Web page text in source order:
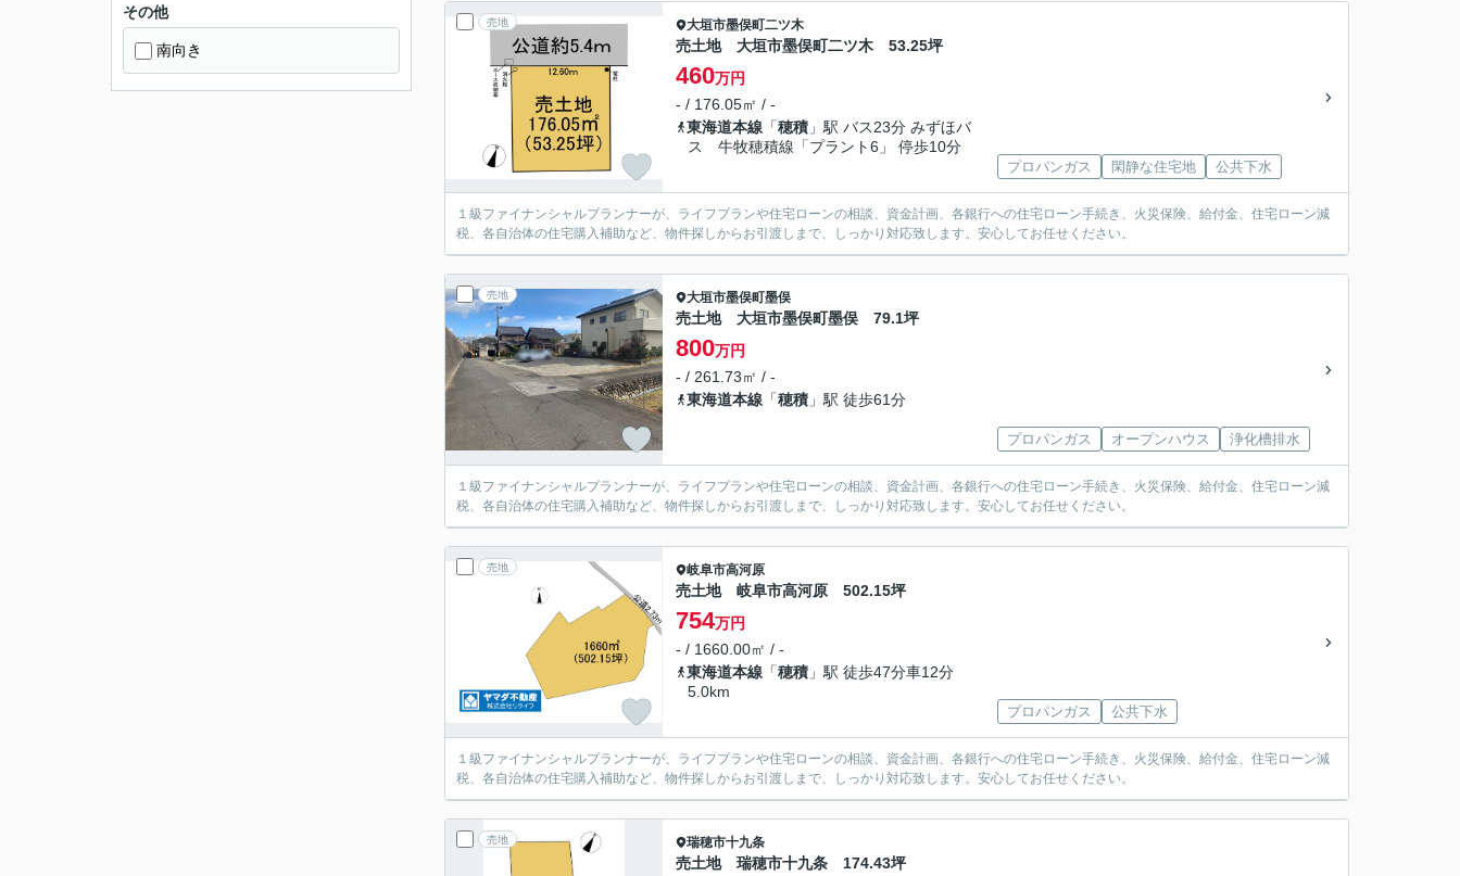
売地 大垣市墨俣町二ツ木
売土地 大垣市墨俣町二ツ木 53.25坪
460万円
- / 176.05㎡ / -
東海道本線 「穂積 」駅 バス23分 みずほバ
ス 牛牧穂積線「プラント6」 停歩10分
プロパンガス 閑静な住宅地 公共下水
１級ファイナンシャルプランナーが、ライフプランや住宅ローンの相談、資金計画、各銀行への住宅ローン手続き、火災保険、給付金、住宅ローン減
税、各自治体の住宅購入補助など、物件探しからお引渡しまで、しっかり対応致します。安心してお任せください。
売地 大垣市墨俣町墨俣
売土地 大垣市墨俣町墨俣 79.1坪
800万円
- / 261.73㎡ / -
東海道本線 「穂積 」駅 徒歩61分
プロパンガス オープンハウス 浄化槽排水
１級ファイナンシャルプランナーが、ライフプランや住宅ローンの相談、資金計画、各銀行への住宅ローン手続き、火災保険、給付金、住宅ローン減
税、各自治体の住宅購入補助など、物件探しからお引渡しまで、しっかり対応致します。安心してお任せください。
売地 岐阜市高河原
売土地 岐阜市高河原 502.15坪
754万円
- / 1660.00㎡ / -
東海道本線 「穂積 」駅 徒歩47分車12分
5.0km
プロパンガス 公共下水
１級ファイナンシャルプランナーが、ライフプランや住宅ローンの相談、資金計画、各銀行への住宅ローン手続き、火災保険、給付金、住宅ローン減
税、各自治体の住宅購入補助など、物件探しからお引渡しまで、しっかり対応致します。安心してお任せください。
売地 瑞穂市十九条
売土地 瑞穂市十九条 174.43坪
その他
南向き